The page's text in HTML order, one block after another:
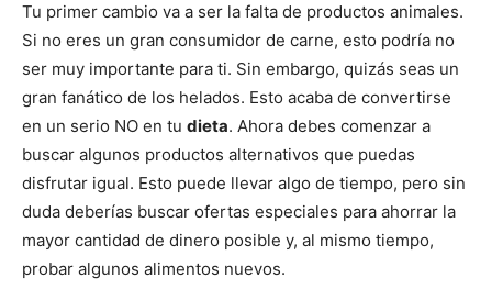
Tu primer cambio va a ser la falta de productos animales.
Si no eres un gran consumidor de carne, esto podría no
ser muy importante para ti. Sin embargo, quizás seas un
gran fanático de los helados. Esto acaba de convertirse
en un serio NO en tu dieta. Ahora debes comenzar a
buscar algunos productos alternativos que puedas
disfrutar igual. Esto puede llevar algo de tiempo, pero sin
duda deberías buscar ofertas especiales para ahorrar la
mayor cantidad de dinero posible y, al mismo tiempo,
probar algunos alimentos nuevos.